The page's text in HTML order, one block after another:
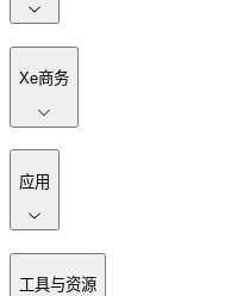
Xe商务
应用
工具与资源